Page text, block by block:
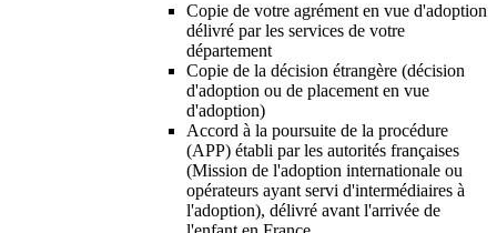
Copie de votre agrément en vue d'adoption
délivré par les services de votre
département
Copie de la décision étrangère (décision
d'adoption ou de placement en vue
d'adoption)
Accord à la poursuite de la procédure
(APP) établi par les autorités françaises
(Mission de l'adoption internationale ou
opérateurs ayant servi d'intermédiaires à
l'adoption), délivré avant l'arrivée de